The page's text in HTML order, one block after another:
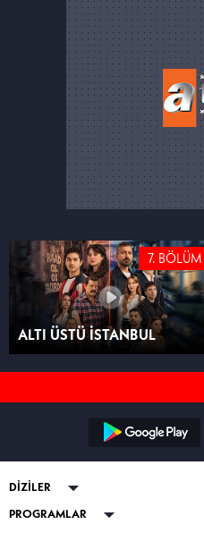
ALTI ÜSTÜ İSTANBUL
7. BÖLÜM
DİZİLER
ABİ
PROGRAMLAR